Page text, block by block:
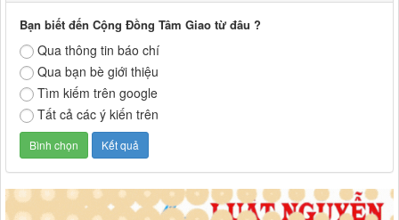
Bạn biết đến Cộng Đồng Tâm Giao từ đâu ?
Qua thông tin báo chí
Qua bạn bè giới thiệu
Tìm kiếm trên google
Tất cả các ý kiến trên